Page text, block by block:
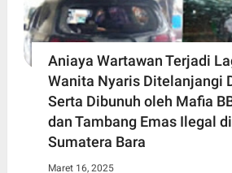
Aniaya Wartawan Terjadi
Wanita Nyaris Ditelanjangi
Serta Dibunuh oleh Mafia
dan Tambang Emas Ilegal
Sumatera Bara
Maret 16, 2025